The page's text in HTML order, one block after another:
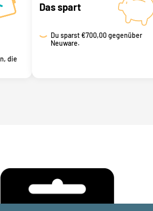
die
Das spart
Du sparst€700,00 gegenüber
Neuware.